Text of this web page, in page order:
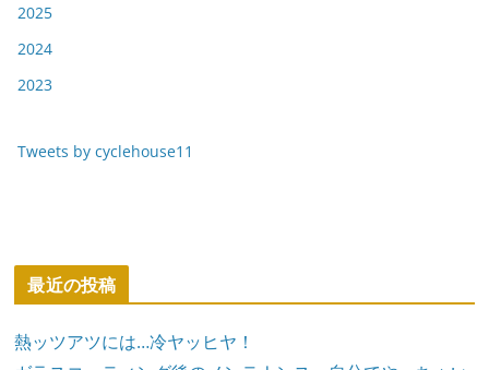
2025
2024
2023
Tweets by cyclehouse11
最近の投稿
熱ッツアツには…冷ヤッヒヤ！